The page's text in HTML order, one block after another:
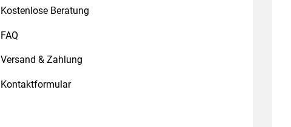
Kostenlose Beratung
FAQ
Versand & Zahlung
Kontaktformular